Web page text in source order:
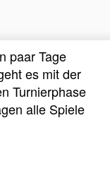
paar Tage
es mit der
Turnierphase
alle Spiele